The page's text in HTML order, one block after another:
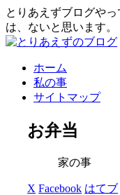
とりあえずブログや
は、ないと思います。
ホーム
私の事
サイトマップ
お弁当
家の事
X Facebook はてブ